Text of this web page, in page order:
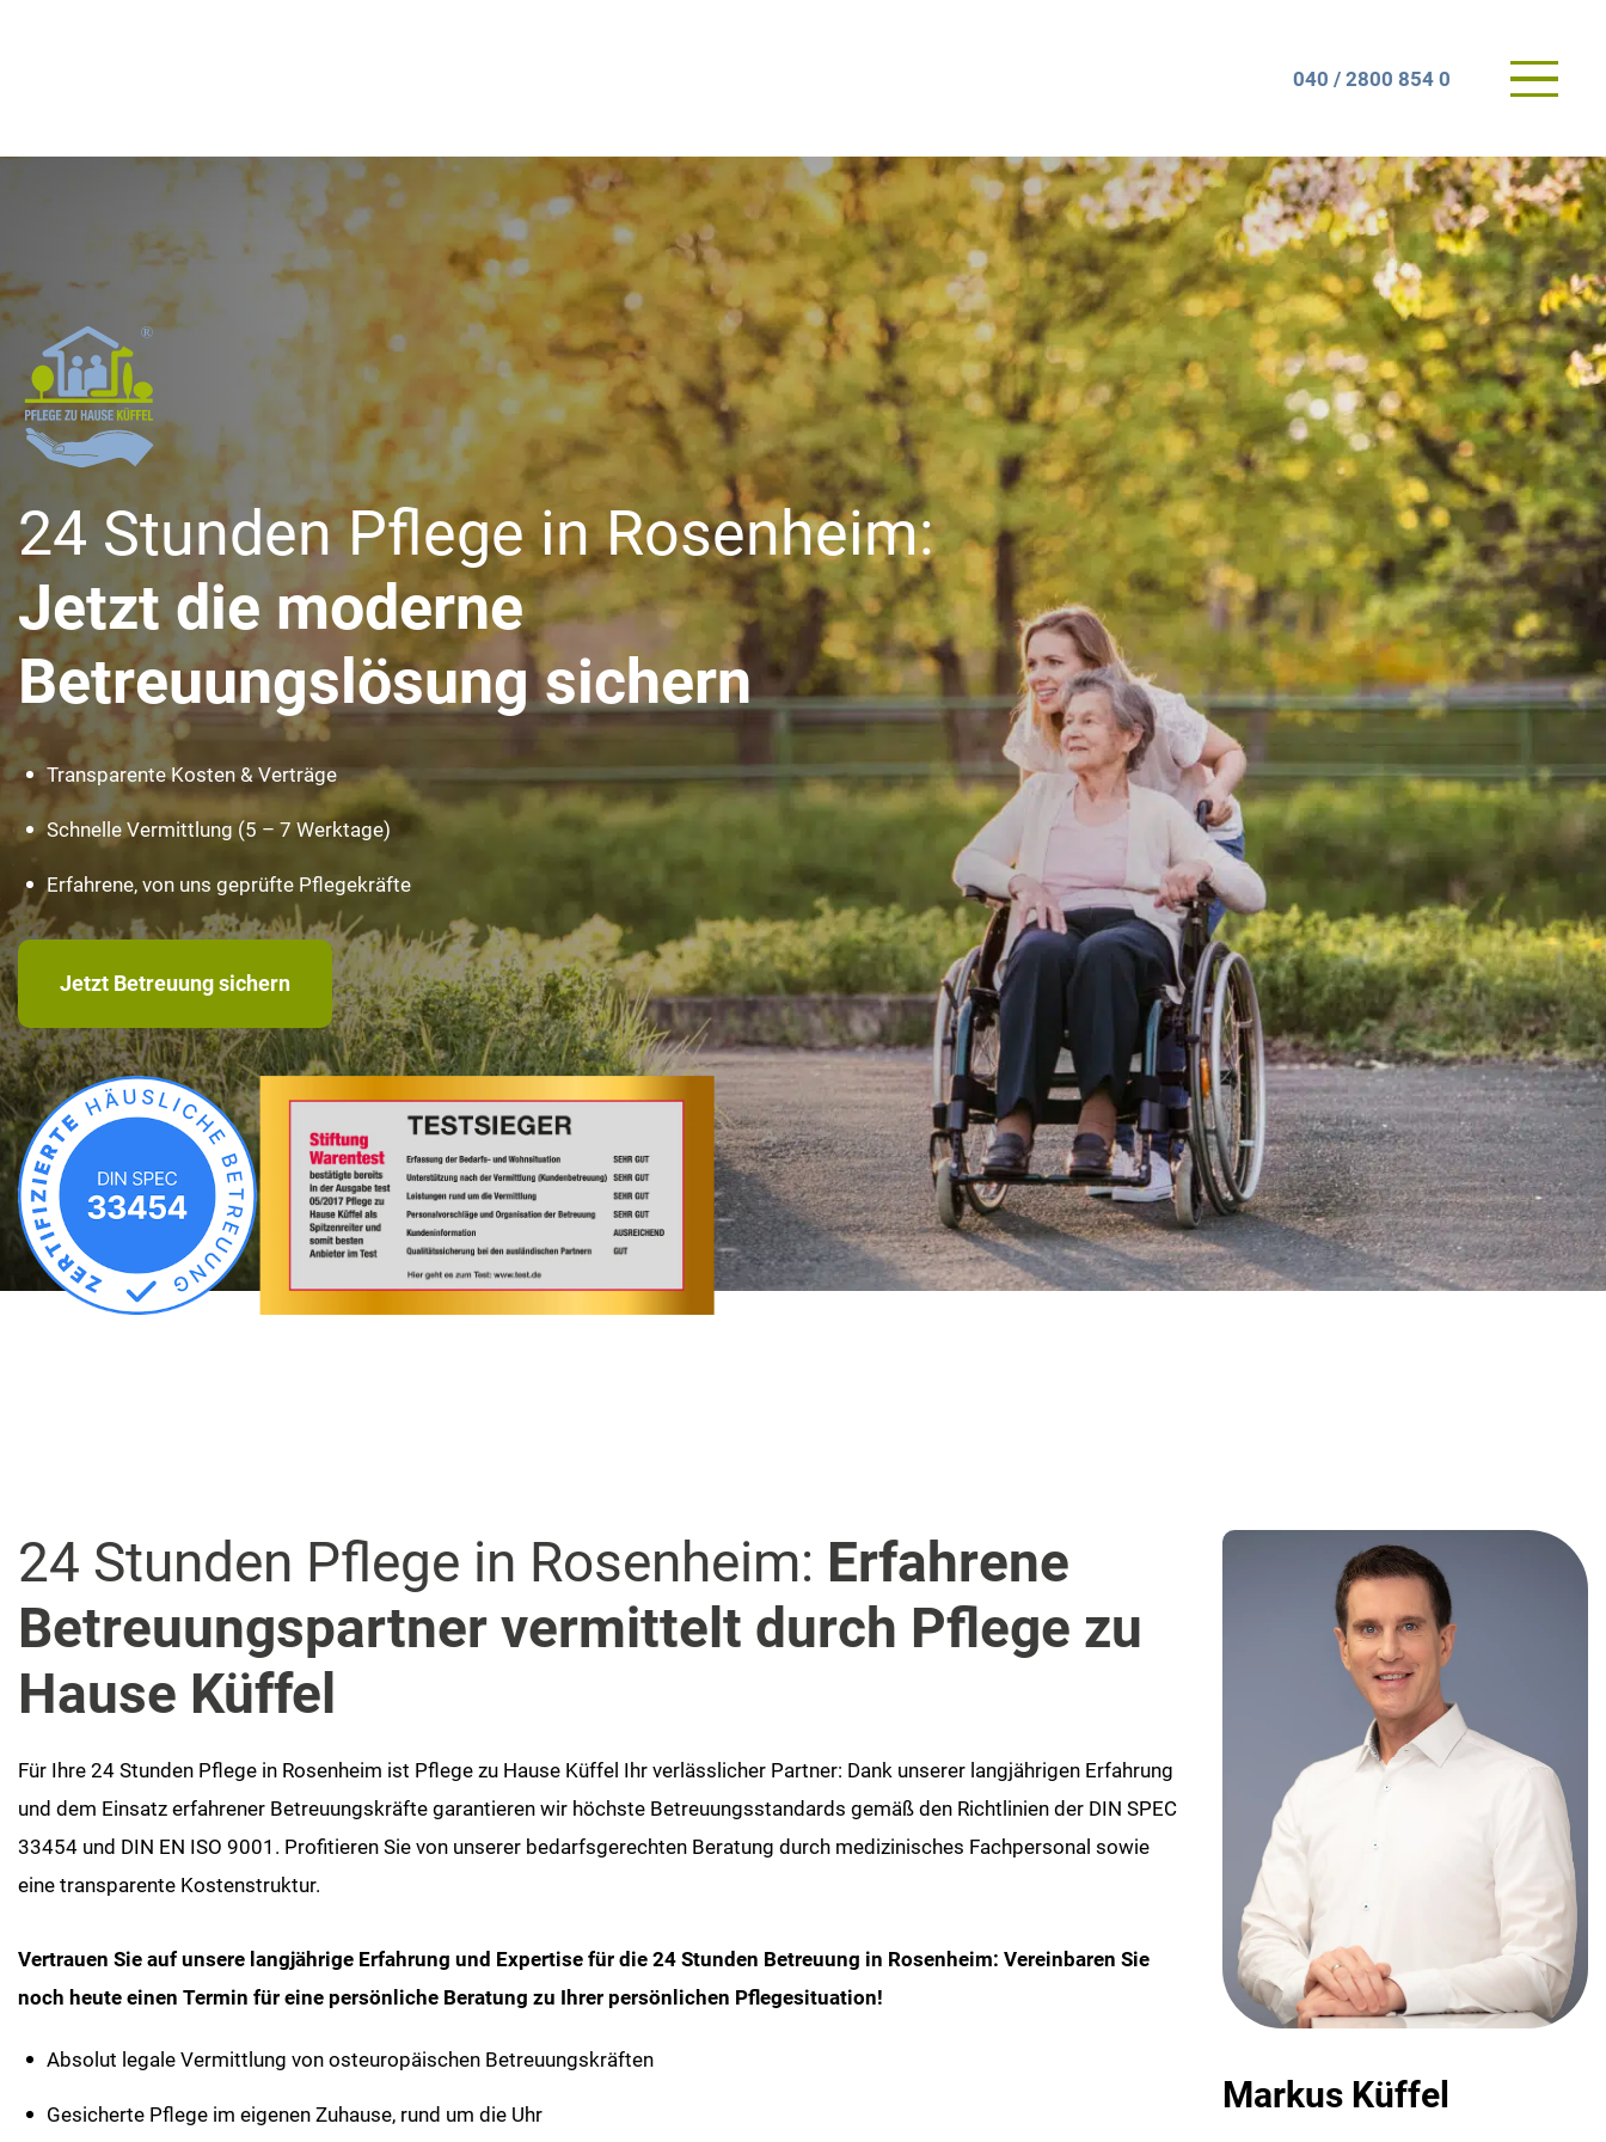
040 / 2800 854 0
Primary
Menu
24 Stunden Pflege in Rosenheim:
Jetzt die moderne
Betreuungslösung sichern
Transparente Kosten & Verträge
Schnelle Vermittlung (5 – 7 Werktage)
Erfahrene, von uns geprüfte Pflegekräfte
Jetzt Betreuung sichern
24 Stunden Pflege in Rosenheim: Erfahrene
Betreuungspartner vermittelt durch Pflege zu
Hause Küffel
Für Ihre 24 Stunden Pflege in Rosenheim ist Pflege zu Hause Küffel Ihr verlässlicher Partner: Dank unserer langjährigen Erfahrung
und dem Einsatz erfahrener Betreuungskräfte garantieren wir höchste Betreuungsstandards gemäß den Richtlinien der DIN SPEC
33454 und DIN EN ISO 9001. Profitieren Sie von unserer bedarfsgerechten Beratung durch medizinisches Fachpersonal sowie
eine transparente Kostenstruktur.
Vertrauen Sie auf unsere langjährige Erfahrung und Expertise für die 24 Stunden Betreuung in Rosenheim: Vereinbaren Sie
noch heute einen Termin für eine persönliche Beratung zu Ihrer persönlichen Pflegesituation!
Absolut legale Vermittlung von osteuropäischen Betreuungskräften
Gesicherte Pflege im eigenen Zuhause, rund um die Uhr Markus Küffel